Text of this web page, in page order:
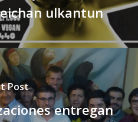
ulkantun
Post
entregan